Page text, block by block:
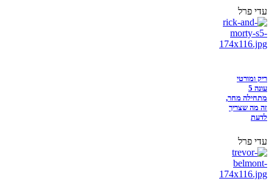
עדי פרל
ריק ומורטי
עונה 5
מתחילה מחר,
זה מה שצריך
לדעת
עדי פרל